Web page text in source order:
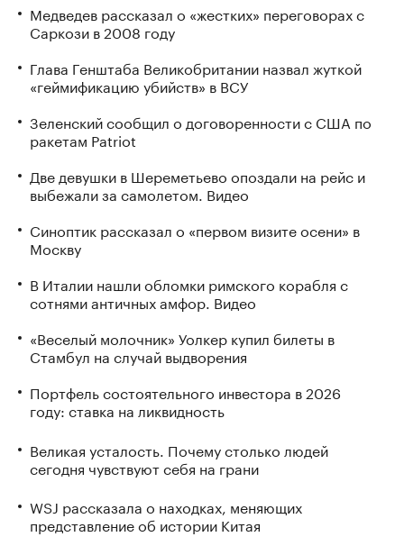
Медведев рассказал о «жестких» переговорах с
Саркози в 2008 году
Глава Генштаба Великобритании назвал жуткой
«геймификацию убийств» в ВСУ
Зеленский сообщил о договоренности с США по
ракетам Patriot
Две девушки в Шереметьево опоздали на рейс и
выбежали за самолетом. Видео
Синоптик рассказал о «первом визите осени» в
Москву
В Италии нашли обломки римского корабля с
сотнями античных амфор. Видео
«Веселый молочник» Уолкер купил билеты в
Стамбул на случай выдворения
Портфель состоятельного инвестора в 2026
году: ставка на ликвидность
Великая усталость. Почему столько людей
сегодня чувствуют себя на грани
WSJ рассказала о находках, меняющих
представление об истории Китая